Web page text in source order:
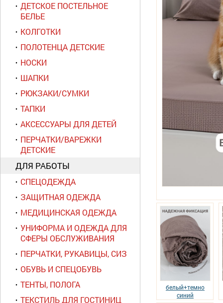
ДЕТСКОЕ ПОСТЕЛЬНОЕ
БЕЛЬЕ
КОЛГОТКИ
ПОЛОТЕНЦА ДЕТСКИЕ
НОСКИ
ШАПКИ
РЮКЗАКИ/СУМКИ
ТАПКИ
АКСЕССУАРЫ ДЛЯ ДЕТЕЙ
ПЕРЧАТКИ/ВАРЕЖКИ
ДЕТСКИЕ
ДЛЯ РАБОТЫ
СПЕЦОДЕЖДА
ЗАЩИТНАЯ ОДЕЖДА
МЕДИЦИНСКАЯ ОДЕЖДА
УНИФОРМА И ОДЕЖДА ДЛЯ
СФЕРЫ ОБСЛУЖИВАНИЯ
ПЕРЧАТКИ, РУКАВИЦЫ, СИЗ
ОБУВЬ И СПЕЦОБУВЬ
ТЕНТЫ, ПОЛОГА
ТЕКСТИЛЬ ДЛЯ ГОСТИНИЦ
белый+темно
синий